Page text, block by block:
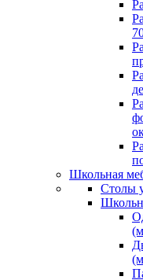
Школьная
Столы